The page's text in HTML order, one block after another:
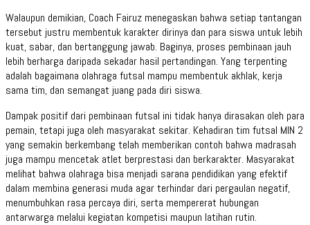
Walaupun demikian, Coach Fairuz menegaskan bahwa setiap tantangan
tersebut justru membentuk karakter dirinya dan para siswa untuk lebih
kuat, sabar, dan bertanggung jawab. Baginya, proses pembinaan jauh
lebih berharga daripada sekadar hasil pertandingan. Yang terpenting
adalah bagaimana olahraga futsal mampu membentuk akhlak, kerja
sama tim, dan semangat juang pada diri siswa.
Dampak positif dari pembinaan futsal ini tidak hanya dirasakan oleh para
pemain, tetapi juga oleh masyarakat sekitar. Kehadiran tim futsal MIN 2
yang semakin berkembang telah memberikan contoh bahwa madrasah
juga mampu mencetak atlet berprestasi dan berkarakter. Masyarakat
melihat bahwa olahraga bisa menjadi sarana pendidikan yang efektif
dalam membina generasi muda agar terhindar dari pergaulan negatif,
menumbuhkan rasa percaya diri, serta mempererat hubungan
antarwarga melalui kegiatan kompetisi maupun latihan rutin.